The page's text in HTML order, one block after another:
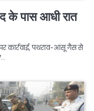
के पास आधी रात
कार्रवाई, पथराव-आंसू गैस से